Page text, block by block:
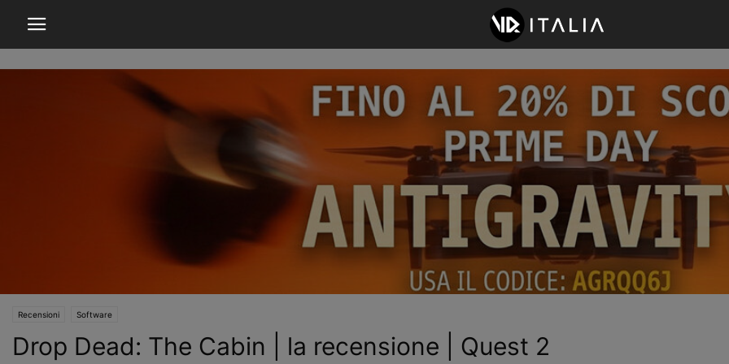
Recensioni Software
Drop Dead: The Cabin | la recensione | Quest 2